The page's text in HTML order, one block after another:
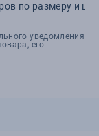
по размеру и
уведомления
его